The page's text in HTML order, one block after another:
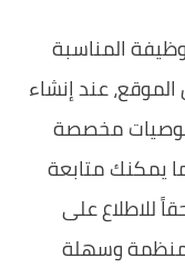
المناسبة
عند إنشاء
توصيات مخصصة
يمكنك متابعة
للاطلاع على
منظمة وسهلة